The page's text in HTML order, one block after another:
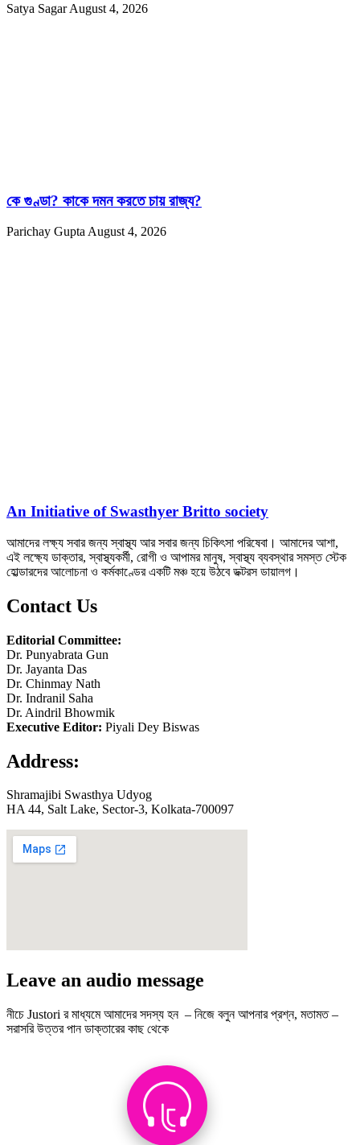
Satya SagarAugust 4, 2026
কে গুণ্ডা? কাকে দমন করতে চায় রাজ্য?
Parichay Gupta August 4, 2026
An Initiative of Swasthyer Britto society
আমাদের লক্ষ্য সবার জন্য স্বাস্থ্য আর সবার জন্য চিকিৎসা পরিষেবা। আমাদের আশা,
এই লক্ষ্যে ডাক্তার, স্বাস্থ্যকর্মী, রোগী ও আপামর মানুষ, স্বাস্থ্য ব্যবস্থার সমস্ত স্টেক
হোল্ডারদের আলোচনা ও কর্মকাণ্ডের একটি মঞ্চ হয়ে উঠবে ডক্টরস ডায়ালগ।
Contact Us
Editorial Committee:
Dr. Punyabrata Gun
Dr. Jayanta Das
Dr. Chinmay Nath
Dr. Indranil Saha
Dr. Aindril Bhowmik
Executive Editor: Piyali Dey Biswas
Address:
Shramajibi Swasthya Udyog
HA 44, Salt Lake, Sector-3, Kolkata-700097
Leave an audio message
নীচে Justori র মাধ্যমে আমাদের সদস্য হন – নিজে বলুন আপনার প্রশ্ন, মতামত –
সরাসরি উত্তর পান ডাক্তারের কাছ থেকে